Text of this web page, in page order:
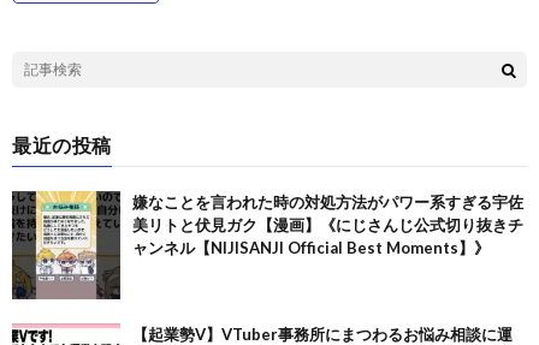
最近の投稿
嫌なことを言われた時の対処方法がパワー系すぎる宇佐
美リトと伏見ガク【漫画】《にじさんじ公式切り抜きチ
ャンネル【NIJISANJI Official Best Moments】》
【起業勢V】VTuber事務所にまつわるお悩み相談に運